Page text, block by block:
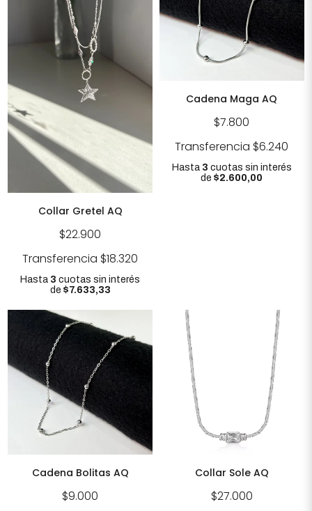
Collar Gretel AQ
$22.900
Transferencia $18.320
Hasta 3 cuotas sin interés
de $7.633,33
Cadena Maga AQ
$7.800
Transferencia $6.240
Hasta 3 cuotas sin interés
de$2.600,00
Cadena Bolitas AQ
$9.000
Collar Sole AQ
$27.000